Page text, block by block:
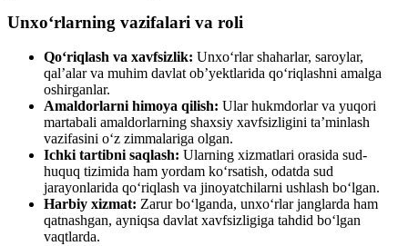
Unxo‘rlarning vazifalari va roli
Qo‘riqlash va xavfsizlik: Unxo‘rlar shaharlar, saroylar,
qal’alar va muhim davlat ob’yektlarida qo‘riqlashni amalga
oshirganlar.
Amaldorlarni himoya qilish: Ular hukmdorlar va yuqori
martabali amaldorlarning shaxsiy xavfsizligini ta’minlash
vazifasini o‘z zimmalariga olgan.
Ichki tartibni saqlash: Ularning xizmatlari orasida sud-
huquq tizimida ham yordam ko‘rsatish, odatda sud
jarayonlarida qo‘riqlash va jinoyatchilarni ushlash bo‘lgan.
Harbiy xizmat: Zarur bo‘lganda, unxo‘rlar janglarda ham
qatnashgan, ayniqsa davlat xavfsizligiga tahdid bo‘lgan
vaqtlarda.